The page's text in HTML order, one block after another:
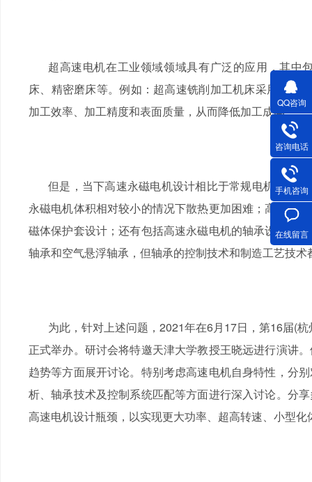
超高速电机在工业领域领域具有广泛的应用，其中
床、精密磨床等。例如：超高速铣削加工机床采用
10
加工效率、加工精度和表面质量，从而降低加工成本。
但是，当下高速永磁电机设计相比于常规电机也面
永磁电机体积相对较小的情况下散热更加困难；高速永
磁体保护套设计；还有包括高速永磁电机的轴承设计。
轴承和空气悬浮轴承，但轴承的控制技术和制造工艺技术
为此，针对上述问题，2021年在6月17日，第16届(
正式举办。研讨会将特邀天津大学教授王晓远进行演讲
趋势等方面展开讨论。特别考虑高速电机自身特性，分
析、轴承技术及控制系统匹配等方面进行深入讨论。分
高速电机设计瓶颈，以实现更大功率、超高转速、小型
QQ咨询
咨询电话
手机咨询
在线留言